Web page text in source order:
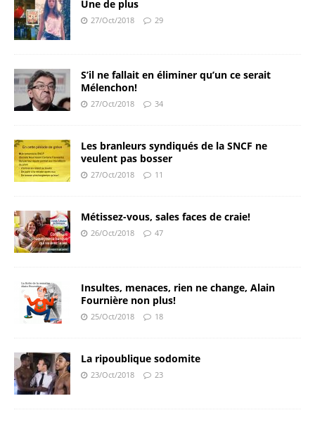
Une de plus
27/Oct/2018 29
S’il ne fallait en éliminer qu’un ce serait
Mélenchon!
27/Oct/2018 34
Les branleurs syndiqués de la SNCF ne
veulent pas bosser
27/Oct/2018 11
Métissez-vous, sales faces de craie!
26/Oct/2018 47
Insultes, menaces, rien ne change, Alain
Fournière non plus!
25/Oct/2018 18
La ripoublique sodomite
23/Oct/2018 23